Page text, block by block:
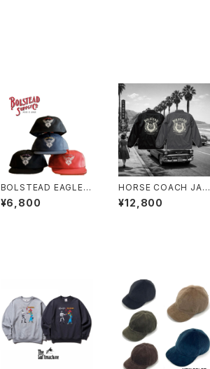
BOLSTEAD EAGLE 5
PANEL CAP (4color)
¥6,800
HORSE COACH JAC
KET
¥12,800